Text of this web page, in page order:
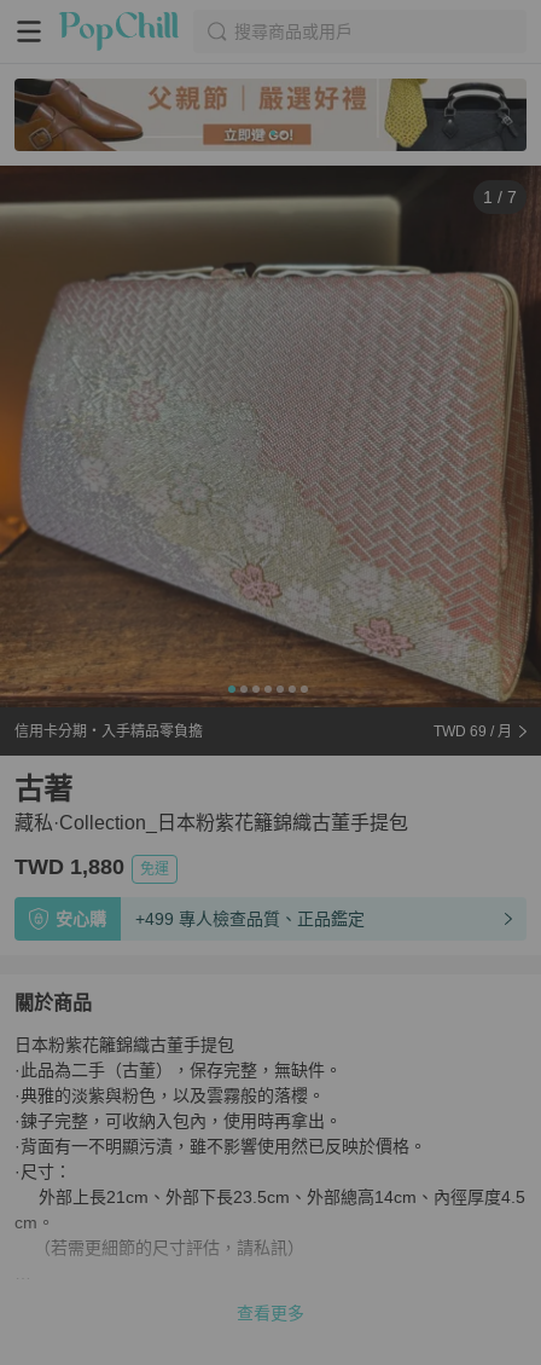
搜尋商品或用戶
1 / 7
信用卡分期・入手精品零負擔 TWD 69 / 月
藏私·Collection_日本粉紫花籬錦織古董手提包
古著
TWD 1,880 免運
安心購 +499 專人檢查品質、正品鑑定
關於商品
關於藏私·Collection_日本粉紫花籬錦織古董手提包
日本粉紫花籬錦織古董手提包
·此品為二手（古董），保存完整，無缺件。
·典雅的淡紫與粉色，以及雲霧般的落櫻。
·鍊子完整，可收納入包內，使用時再拿出。
·背面有一不明顯污漬，雖不影響使用然已反映於價格。
·尺寸：
     外部上長21cm、外部下長23.5cm、外部總高14cm、內徑厚度4.5
cm。
    （若需更細節的尺寸評估，請私訊）
FB:https://www.facebook.com/Hidden.MyPrivate/
查看更多